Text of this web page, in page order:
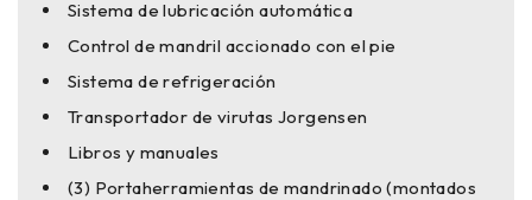
Sistema de lubricación automática
Control de mandril accionado con el pie
Sistema de refrigeración
Transportador de virutas Jorgensen
Libros y manuales
(3) Portaherramientas de mandrinado (montados